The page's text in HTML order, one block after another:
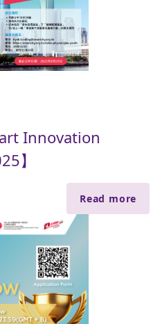
Innovation
】
Read more